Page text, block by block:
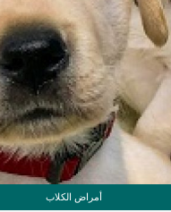
أمراض الكلاب